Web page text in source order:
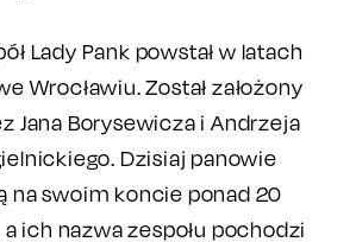
Lady Pank powstał w latach
Wrocławiu. Został założony
Jana Borysewicza i Andrzeja
Dzisiaj panowie
na swoim koncie ponad 20
a ich nazwa zespołu pochodzi